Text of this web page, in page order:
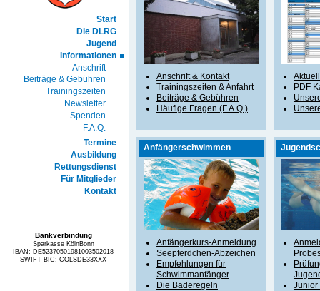
Start
Die DLRG
Jugend
Informationen
Anschrift
Beiträge & Gebühren
Trainingszeiten
Newsletter
Spenden
F.A.Q.
Termine
Ausbildung
Rettungsdienst
Für Mitglieder
Kontakt
Bankverbindung
Sparkasse KölnBonn
IBAN: DE52370501981003502018
SWIFT-BIC: COLSDE33XXX
Anschrift & Kontakt
Trainingszeiten & Anfahrt
Beiträge & Gebühren
Häufige Fragen (F.A.Q.)
PDF
Anfängerschwimmen
Anfängerkurs-Anmeldung
Seepferdchen-Abzeichen
Empfehlungen für
Schwimmanfänger
Die Baderegeln
Junior